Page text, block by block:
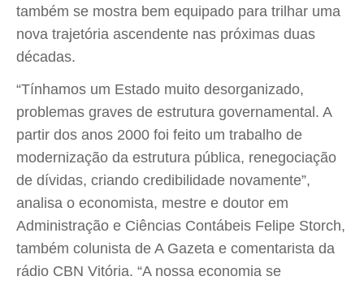
também se mostra bem equipado para trilhar uma
nova trajetória ascendente nas próximas duas
décadas.
“Tínhamos um Estado muito desorganizado,
problemas graves de estrutura governamental. A
partir dos anos 2000 foi feito um trabalho de
modernização da estrutura pública, renegociação
de dívidas, criando credibilidade novamente”,
analisa o economista, mestre e doutor em
Administração e Ciências Contábeis Felipe Storch,
também colunista de A Gazeta e comentarista da
rádio CBN Vitória. “A nossa economia se